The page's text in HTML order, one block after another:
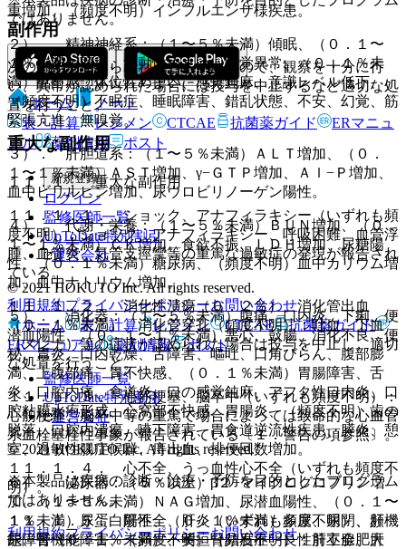
重増加、（頻度不明）インフルエンザ様疾患。
２）． 精神神経系：（１〜５％未満）傾眠、（０．１〜
１％未満）頭痛、浮動性めまい、味覚異常、（０．１％未
満）酩酊感、体位性めまい、感覚鈍麻、意識レベル低下、
（頻度不明）不眠症、睡眠障害、錯乱状態、不安、幻覚、筋
緊張亢進、無嗅覚。
３）． 肝胆道系：（１〜５％未満）ＡＬＴ増加、（０．
１〜１％未満）ＡＳＴ増加、γ−ＧＴＰ増加、Ａｌ−Ｐ増加、
血中ビリルビン増加、尿ウロビリノーゲン陽性。
４）． 代謝・栄養：（１〜５％未満）ＢＵＮ増加、（０．
１〜１％未満）ＣＫ増加、食欲不振、ＬＤＨ増加、尿糖陽
性、（０．１％未満）糖尿病、（頻度不明）血中カリウム増
加、血中ナトリウム増加。
５）． 消化器：（１〜５％未満）腹痛、口内炎、下痢、便
潜血陽性、（０．１〜１％未満）悪心、鼓腸、消化不良、便
秘、胃炎、口内乾燥、舌障害、嘔吐、口角びらん、腹部膨
満、上腹部痛、胃不快感、（０．１％未満）胃腸障害、舌
炎、口腔内痛、食道炎、口の感覚鈍麻、アフタ性口内炎、口
腔粘膜水疱形成、心窩部不快感、胃腸炎、（頻度不明）歯の
脱落、口腔内潰瘍、嚥下障害、胃食道逆流性疾患、膵炎、憩
室、過敏性腸症候群、痔出血、排便回数増加。
６）． 泌尿器：（５％以上）β２−マイクログロブリン増
加、（１〜５％未満）ＮＡＧ増加、尿潜血陽性、（０．１〜
１％未満）尿蛋白陽性、（０．１％未満）多尿、尿閉、頻
尿、腎機能障害、（頻度不明）腎結石症、良性前立腺肥大
副作用
次の副作用があらわれることがあるので、観察を十分に行
い、異常が認められた場合には投与を中止するなど適切な処
置を行うこと。
重大な副作用
１１．１． 重大な副作用
１１．１．１． ショック、アナフィラキシー（いずれも頻
度不明）：ショック、アナフィラキシー、呼吸困難、血管浮
腫、血管炎、気管支痙攣等の重篤な過敏症の発現が報告され
ている。
１１．１．２． 消化性潰瘍（０．２％）、消化管出血
（０．１％未満）、消化管穿孔（頻度不明）：吐血、下血
（メレナ）等の症状が認められた場合は投与を中止し、適切
な処置を行うこと。
１１．１．３． 心筋梗塞、脳卒中（いずれも頻度不明）：
心筋梗塞、脳卒中等の重篤で場合によっては致命的な心血管
系血栓塞栓性事象が報告されている〔１．警告の項参照〕。
１１．１．４． 心不全、うっ血性心不全（いずれも頻度不
明）。
１１．１．５． 肝不全、肝炎（いずれも頻度不明）、肝機
能障害（０．１％未満）、黄疸（頻度不明）：肝不全、肝
ではありません。
ホーム
ノート
表・計算
レジメン CTCAE 抗菌薬ガイド
ERマニュ
アル
薬剤情報 ポスト
新規登録
ログイン
監修医師一覧
UpToDate特別割引
運営会社
© 2021 HOKUTO Inc. All rights reserved.
利用規約プライバシーポリシーお問い合わせ
ホーム
表・計算 レジメン CTCAE
抗菌薬ガイド
ERマニュアル
薬剤情報 ポスト
監修医師一覧
UpToDate特別割引
運営会社
© 2021 HOKUTO Inc. All rights reserved.
※本製品は疾病の診断・治療・予防を目的としたプログラム
ではありません。
利用規約プライバシーポリシーお問い合わせ